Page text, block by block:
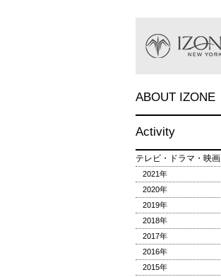
ABOUT IZONE
Activity
テレビ・ドラマ・映画
2021年
2020年
2019年
2018年
2017年
2016年
2015年